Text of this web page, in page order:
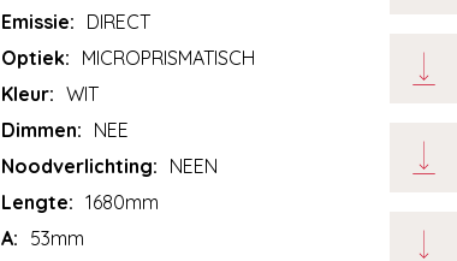
Emissie: DIRECT
Optiek: MICROPRISMATISCH
Kleur: WIT
Dimmen: NEE
Noodverlichting: NEEN
Lengte: 1680mm
A: 53mm